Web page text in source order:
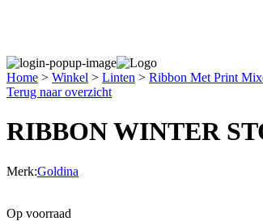
Home > Winkel > Linten > Ribbon Met Print
Terug naar overzicht
RIBBON WINTER
Merk:Goldina
Op voorraad